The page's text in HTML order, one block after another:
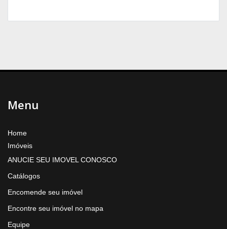
Menu
Home
Imóveis
ANUCIE SEU IMOVEL CONOSCO
Catálogos
Encomende seu imóvel
Encontre seu imóvel no mapa
Equipe